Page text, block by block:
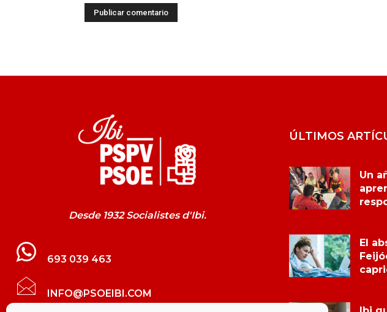
Desde 1932 Socialistes d'Ibi.
693 039 463
INFO@PSOEIBI.COM
ÚLTIMOS
Un
El